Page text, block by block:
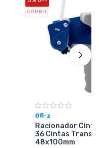
COMBO
Ofi-z
Racionador
36 Cintas
48x100mm